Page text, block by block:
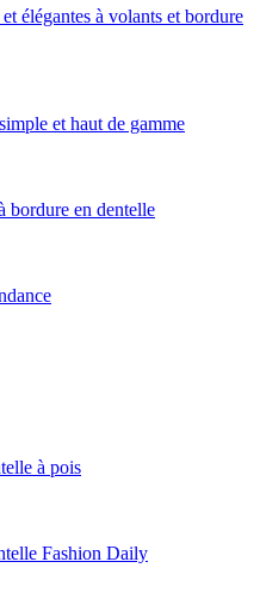
élégantes à volants et bordure
et haut de gamme
bordure en dentelle
à pois
Fashion Daily